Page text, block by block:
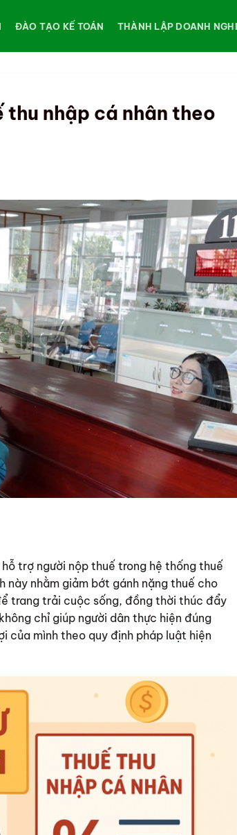
ĐÀO TẠO KẾ TOÁN THÀNH LẬP DOANH
nhập cá nhân theo
trợ người nộp thuế trong hệ thống thuế
này nhằm giảm bớt gánh nặng thuế cho
trang trải cuộc sống, đồng thời thúc đẩy
chỉ giúp người dân thực hiện đúng
của mình theo quy định pháp luật hiện